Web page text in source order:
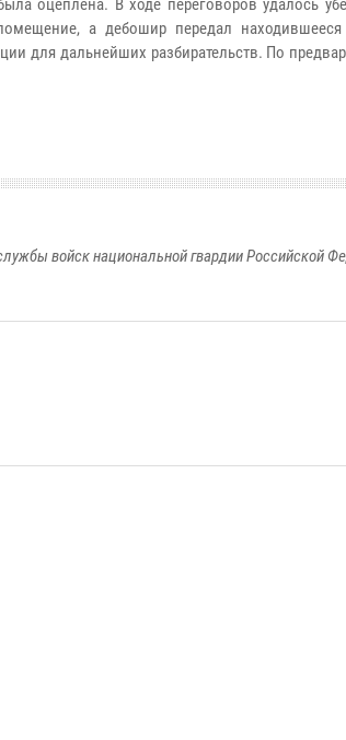
оцеплена. В ходе переговоров удалось
а дебошир передал
для дальнейших разбирательств. По
войск национальной гвардии Российской